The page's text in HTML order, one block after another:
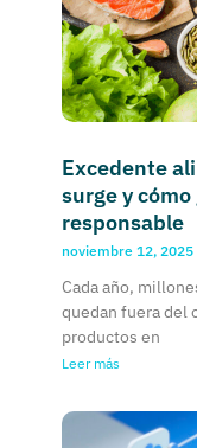
Excedente
surge y
responsable
noviembre 12, 2025
Cada año,
quedan fuera del
productos en
Leer más